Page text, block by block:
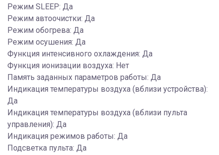
Режим SLEEP: Да
Режим автоочистки: Да
Режим обогрева: Да
Режим осушения: Да
Функция интенсивного охлаждения: Да
Функция ионизации воздуха: Нет
Память заданных параметров работы: Да
Индикация температуры воздуха (вблизи устройства):
Да
Индикация температуры воздуха (вблизи пульта
управления): Да
Индикация режимов работы: Да
Подсветка пульта: Да